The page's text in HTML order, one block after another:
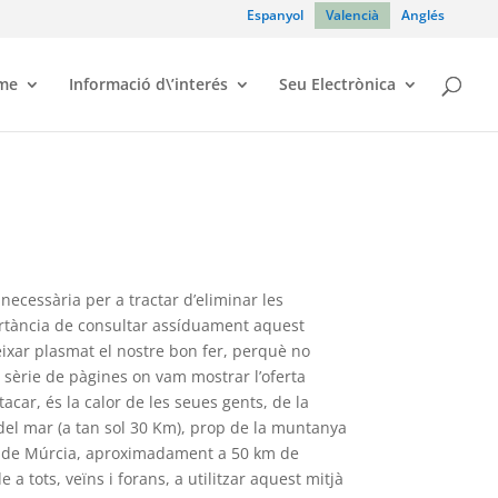
Espanyol Valencià Anglés
Informació d\’interés Seu Electrònica
per a tractar d’eliminar les
de consultar assíduament aquest
plasmat el nostre bon fer, perquè no
de pàgines on vam mostrar l’oferta
és la calor de les seues gents, de la
mar (a tan sol 30 Km), prop de la muntanya
Múrcia, aproximadament a 50 km de
a tots, veïns i forans, a utilitzar aquest mitjà